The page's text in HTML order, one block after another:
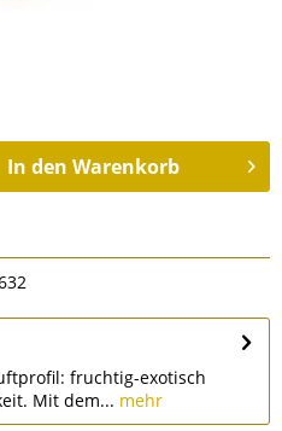
In den Warenkorb
fruchtig-exotisch
Mit dem... mehr